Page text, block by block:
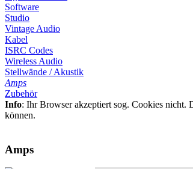
Software
Studio
Vintage Audio
Kabel
ISRC Codes
Wireless Audio
Stellwände / Akustik
Amps
Zubehör
Info: Ihr Browser akzeptiert sog. Cookies nicht.
können.
Amps